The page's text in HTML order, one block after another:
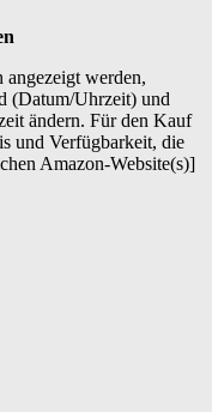
angezeigt werden,
(Datum/Uhrzeit) und
ändern. Für den Kauf
und Verfügbarkeit, die
Amazon-Website(s)]